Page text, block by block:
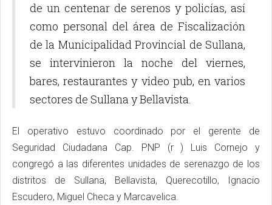
de un centenar de serenos y policías, así
como personal del área de Fiscalización
de la Municipalidad Provincial de Sullana,
se intervinieron la noche del viernes,
bares, restaurantes y video pub, en varios
sectores de Sullana y Bellavista.
El operativo estuvo coordinado por el gerente de
Seguridad Ciudadana Cap. PNP (r ) Luis Cornejo y
congregó a las diferentes unidades de serenazgo de los
distritos de Sullana, Bellavista, Querecotillo, Ignacio
Escudero, Miguel Checa y Marcavelica.